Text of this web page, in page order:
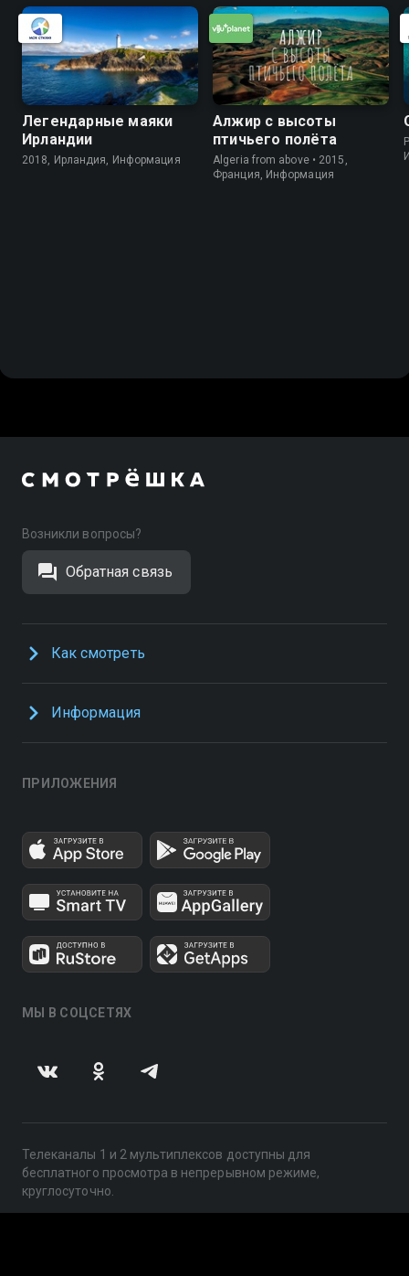
Легендарные маяки
Ирландии
2018, Ирландия, Информация
Алжир с высоты
птичьего полёта
Algeria from above • 2015,
Франция, Информация
Возникли вопросы?
Обратная связь
Как смотреть
Информация
ПРИЛОЖЕНИЯ
МЫ В СОЦСЕТЯХ
Телеканалы 1 и 2 мультиплексов доступны для
бесплатного просмотра в непрерывном режиме,
круглосуточно.